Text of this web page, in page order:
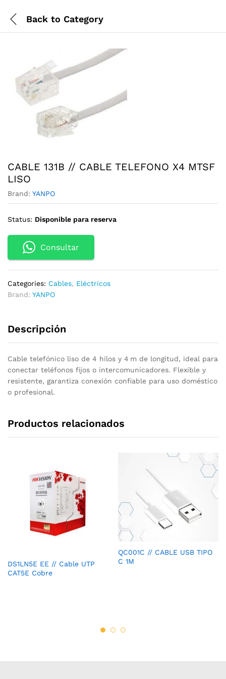
Back to Category
CABLE 131B // CABLE TELEFONO X4 MTSF
LISO
Brand: YANPO
Status: Disponible para reserva
Consultar
Categories: Cables, Eléctricos
Brand: YANPO
Descripción
Cable telefónico liso de 4 hilos y 4 m de longitud, ideal para
conectar teléfonos fijos o intercomunicadores. Flexible y
resistente, garantiza conexión confiable para uso doméstico
o profesional.
Productos relacionados
DS1LN5E EE // Cable UTP
CAT5E Cobre
QC001C // CABLE USB TIPO
C 1M